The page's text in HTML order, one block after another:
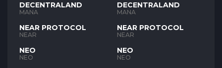
DECENTRALAND
MANA
NEAR PROTOCOL
NEAR
NEO
NEO
DECENTRALAND
MANA
NEAR PROTOCOL
NEAR
NEO
NEO